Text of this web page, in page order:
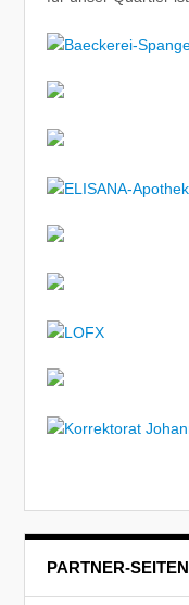
PARTNER-SEITEN